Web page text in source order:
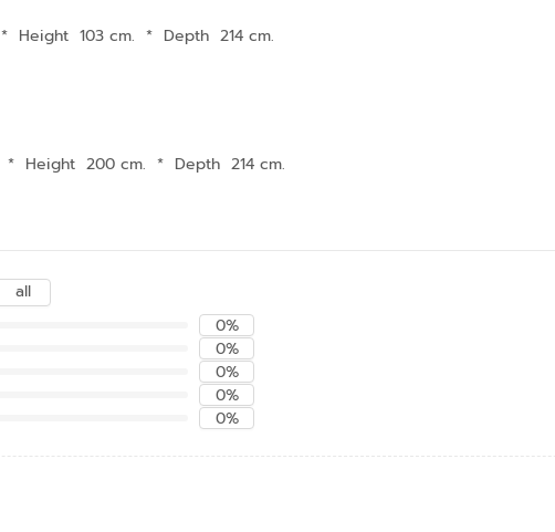
* Height 103 cm. * Depth 214 cm.
* Height 200 cm. * Depth 214 cm.
all
0%
0%
0%
0%
0%